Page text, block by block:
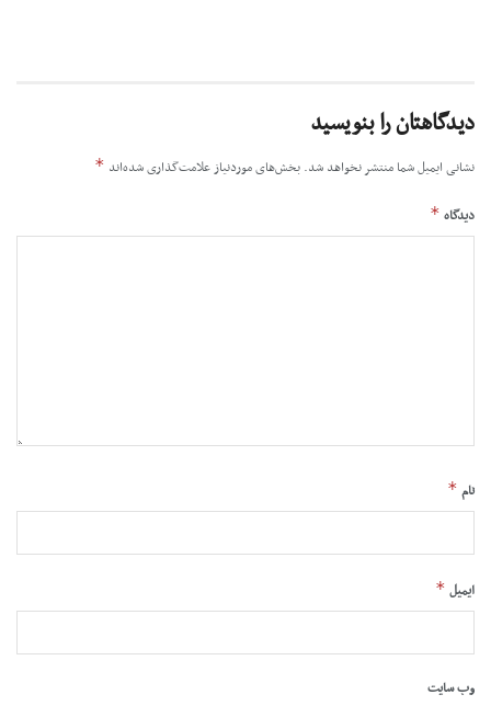
دیدگاهتان را بنویسید
نشانی ایمیل شما منتشر نخواهد شد. بخش‌های موردنیاز علامت‌گذاری شده‌اند *
دیدگاه *
نام *
ایمیل *
وب‌ سایت